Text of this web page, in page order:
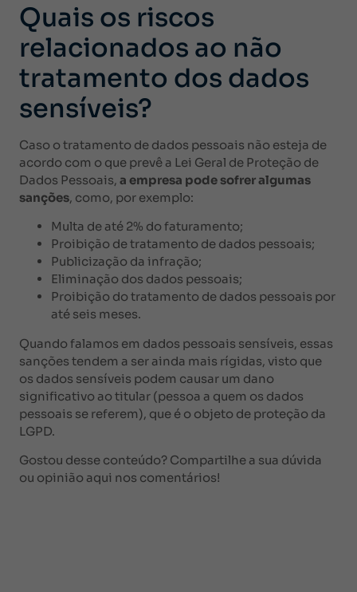
Quais os riscos
relacionados ao não
tratamento dos dados
sensíveis?
Caso o tratamento de dados pessoais não esteja de
acordo com o que prevê a Lei Geral de Proteção de
Dados Pessoais, a empresa pode sofrer algumas
sanções, como, por exemplo:
Multa de até 2% do faturamento;
Proibição de tratamento de dados pessoais;
Publicização da infração;
Eliminação dos dados pessoais;
Proibição do tratamento de dados pessoais por
até seis meses.
Quando falamos em dados pessoais sensíveis, essas
sanções tendem a ser ainda mais rígidas, visto que
os dados sensíveis podem causar um dano
significativo ao titular (pessoa a quem os dados
pessoais se referem), que é o objeto de proteção da
LGPD.
Gostou desse conteúdo? Compartilhe a sua dúvida
ou opinião aqui nos comentários!